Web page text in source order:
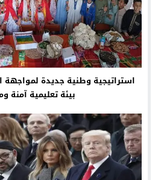
استراتيجية وطنية جديدة
بيئة تعليمية آمنة